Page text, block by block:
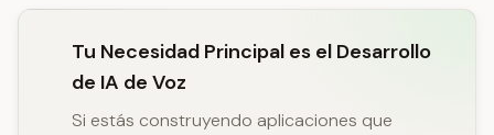
Tu Necesidad Principal es el Desarrollo
de IA de Voz
Si estás construyendo aplicaciones que